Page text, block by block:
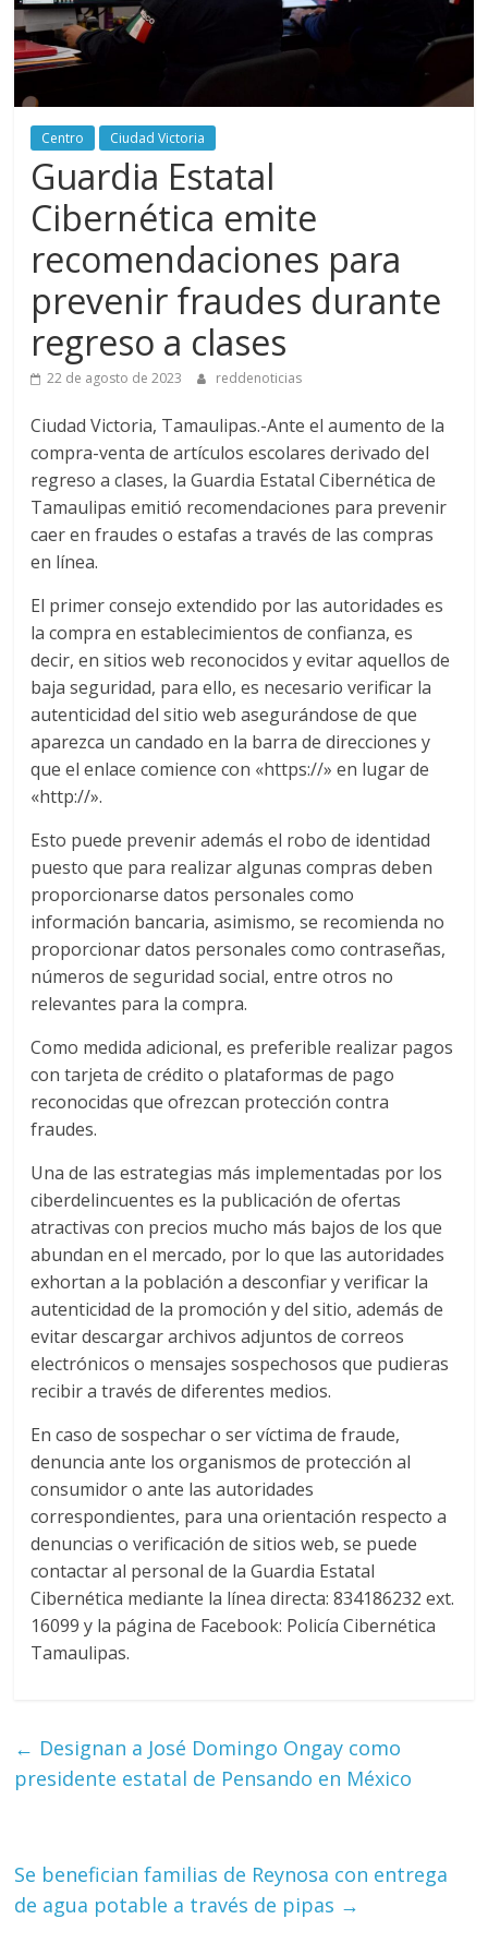
Centro Ciudad Victoria
Guardia Estatal
Cibernética emite
recomendaciones para
prevenir fraudes durante
regreso a clases
22 de agosto de 2023 reddenoticias
Ciudad Victoria, Tamaulipas.-Ante el aumento de la
compra-venta de artículos escolares derivado del
regreso a clases, la Guardia Estatal Cibernética de
Tamaulipas emitió recomendaciones para prevenir
caer en fraudes o estafas a través de las compras
en línea.
El primer consejo extendido por las autoridades es
la compra en establecimientos de confianza, es
decir, en sitios web reconocidos y evitar aquellos de
baja seguridad, para ello, es necesario verificar la
autenticidad del sitio web asegurándose de que
aparezca un candado en la barra de direcciones y
que el enlace comience con «https://» en lugar de
«http://».
Esto puede prevenir además el robo de identidad
puesto que para realizar algunas compras deben
proporcionarse datos personales como
información bancaria, asimismo, se recomienda no
proporcionar datos personales como contraseñas,
números de seguridad social, entre otros no
relevantes para la compra.
Como medida adicional, es preferible realizar pagos
con tarjeta de crédito o plataformas de pago
reconocidas que ofrezcan protección contra
fraudes.
Una de las estrategias más implementadas por los
ciberdelincuentes es la publicación de ofertas
atractivas con precios mucho más bajos de los que
abundan en el mercado, por lo que las autoridades
exhortan a la población a desconfiar y verificar la
autenticidad de la promoción y del sitio, además de
evitar descargar archivos adjuntos de correos
electrónicos o mensajes sospechosos que pudieras
recibir a través de diferentes medios.
En caso de sospechar o ser víctima de fraude,
denuncia ante los organismos de protección al
consumidor o ante las autoridades
correspondientes, para una orientación respecto a
denuncias o verificación de sitios web, se puede
contactar al personal de la Guardia Estatal
Cibernética mediante la línea directa: 834186232 ext.
16099 y la página de Facebook: Policía Cibernética
Tamaulipas.
← Designan a José Domingo Ongay como
presidente estatal de Pensando en México
Se benefician familias de Reynosa con entrega
de agua potable a través de pipas →